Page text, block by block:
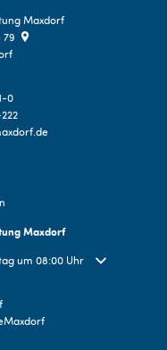
Maxdorf
79
0
Maxdorf
auszublenden
um 08:00 Uhr